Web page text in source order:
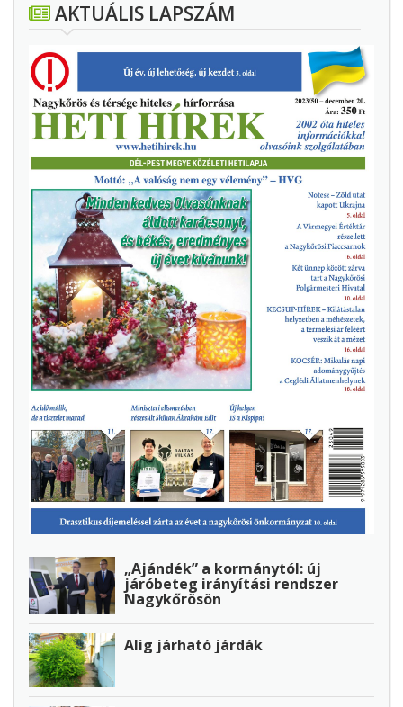
AKTUÁLIS LAPSZÁM
„Ajándék” a kormánytól: új
járóbeteg irányítási rendszer
Nagykőrösön
Alig járható járdák